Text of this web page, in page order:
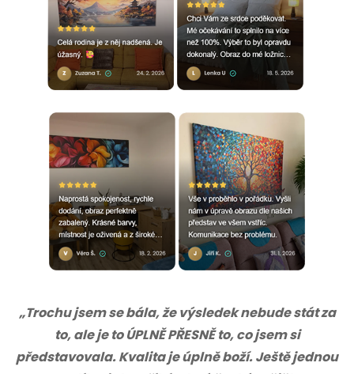
„Trochu jsem se bála, že výsledek nebude stát za
to, ale je to ÚPLNĚ PŘESNĚ to, co jsem si
představovala. Kvalita je úplně boží. Ještě jednou